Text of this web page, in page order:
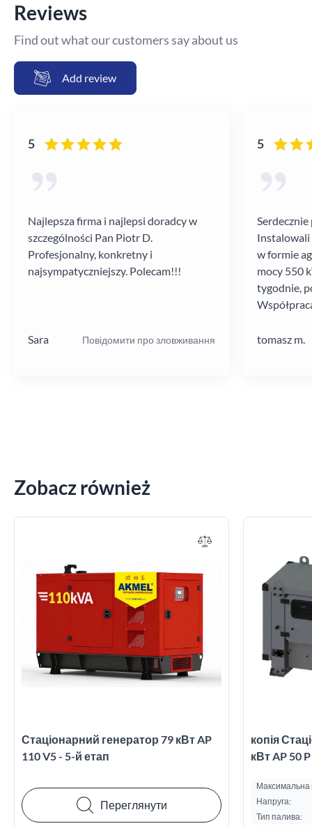
Reviews
Find out what our customers say about us
Add review
5
Najlepsza firma i najlepsi doradcy w
szczególności Pan Piotr D.
Profesjonalny, konkretny i
najsympatyczniejszy. Polecam!!!
Sara Повідомити про зловживання
5
Instalowali
w formie
mocy 550
tygodnie,
tomasz m.
Zobacz również
Стаціонарний генератор 79 кВт AP
110 V5 - 5-й етап
Переглянути
копія
кВт AP 50 P
Максимальна
Напруга:
Тип палива: